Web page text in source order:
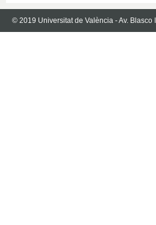
© 2019 Universitat de València - Av.